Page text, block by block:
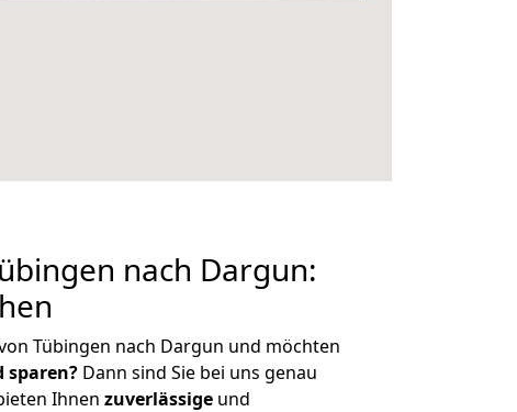
nach Dargun:
Tübingen nach Dargun und möchten
sparen? Dann sind Sie bei uns genau
Ihnen zuverlässige und